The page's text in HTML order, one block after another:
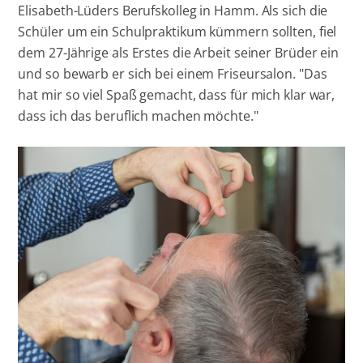
Elisabeth-Lüders Berufskolleg in Hamm. Als sich die
Schüler um ein Schulpraktikum kümmern sollten, fiel
dem 27-Jährige als Erstes die Arbeit seiner Brüder ein
und so bewarb er sich bei einem Friseursalon. "Das
hat mir so viel Spaß gemacht, dass für mich klar war,
dass ich das beruflich machen möchte."